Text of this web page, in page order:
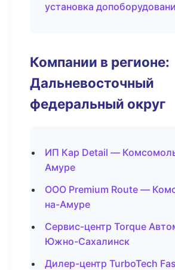
установка
Компании в регионе:
Дальневосточный
федеральный округ
ИП Кар Detail —
Амуре
ООО Premium Route —
на-Амуре
Сервис-центр Torque
Южно-Сахалинск
Дилер-центр TurboTech